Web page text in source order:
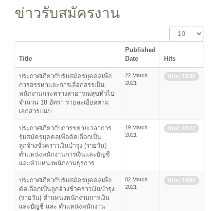
ข่าวรับสมัครงาน
Display
#
Title
Published
Date
Hits
ประกาศเกี่ยวกับรับสมัครบุคคลเพื่อ
การสรรหาและการเลือกสรรเป็น
พนักงานกระทรวงสาธารณสุขทั่วไป
จำนวน 18 อัตรา รายละเอียดตาม
เอกสารแนบ
22 March
2021
Hits: 1836
ประกาศเกี่ยวกับการขยายเวลาการ
รับสมัครบุคคลเพื่อคัดเลือกเป็น
ลูกจ้างชั่วคราวเงินบำรุง (รายวัน)
ตำแหน่งพนักงานการเงินและบัญชี
และตำแหน่งพนักงานธุรการ
19 March
2021
Hits: 1677
ประกาศเกี่ยวกับรับสมัครบุคคลเพื่อ
คัดเลือกเป็นลูกจ้างชั่วคราวเงินบำรุง
(รายวัน) ตำแหน่งพนักงานการเงิน
และบัญชี และ ตำแหน่งพนักงาน
02 March
2021
Hits: 1696